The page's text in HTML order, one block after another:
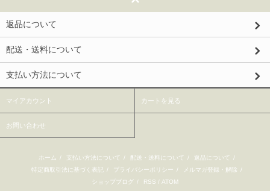
返品について
配送・送料について
支払い方法について
マイアカウント カートを見る
お問い合わせ
ホーム / 支払い方法について / 配送・送料について / 返品について /
特定商取引法に基づく表記 / プライバシーポリシー / メルマガ登録・解除 /
ショップブログ / RSS / ATOM